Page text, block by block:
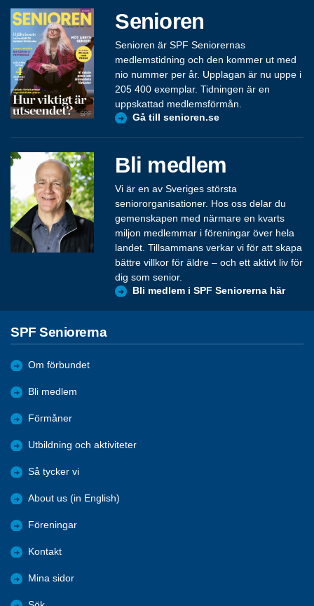
Senioren
Senioren är SPF Seniorernas
medlemstidning och den kommer ut med
nio nummer per år. Upplagan är nu uppe i
205 400 exemplar. Tidningen är en
uppskattad medlemsförmån.
Gå till senioren.se
Bli medlem
Vi är en av Sveriges största
seniororganisationer. Hos oss delar du
gemenskapen med närmare en kvarts
miljon medlemmar i föreningar över hela
landet. Tillsammans verkar vi för att skapa
bättre villkor för äldre – och ett aktivt liv för
dig som senior.
Bli medlem i SPF Seniorerna här
SPF Seniorerna
Om förbundet
Bli medlem
Förmåner
Utbildning och aktiviteter
Så tycker vi
About us (in English)
Föreningar
Kontakt
Mina sidor